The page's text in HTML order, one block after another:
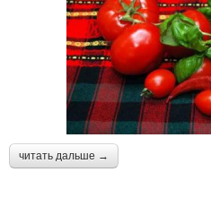
читать дальше →